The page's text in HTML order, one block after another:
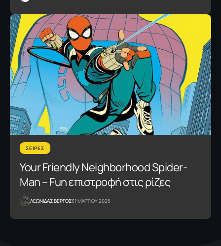
ΣΕΙΡΕΣ
Your Friendly Neighborhood Spider-
Man – Fun επιστροφή στις ρίζες
ΛΕΩΝΙΔΑΣ ΒΕΡΓΟΣ31 ΜΑΡΤΙΟΥ 2025